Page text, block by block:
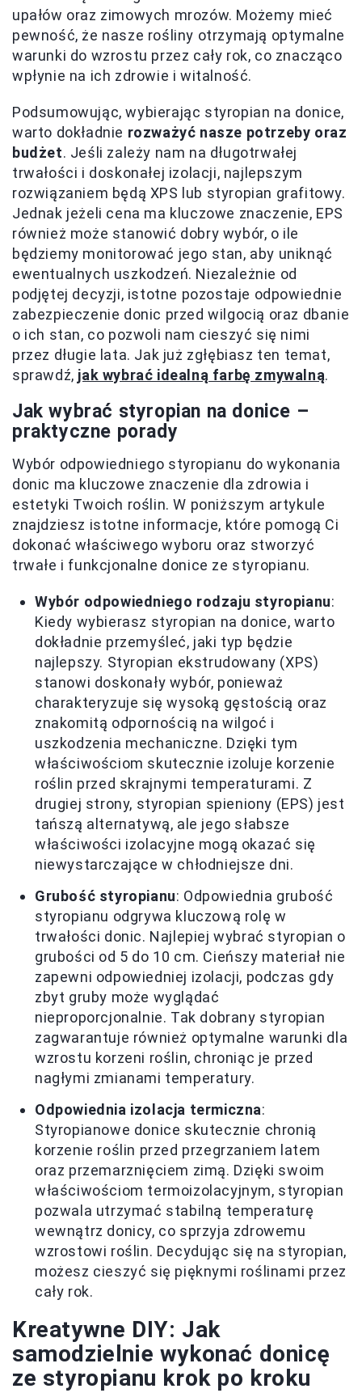
upałów oraz zimowych mrozów. Możemy mieć
pewność, że nasze rośliny otrzymają optymalne
warunki do wzrostu przez cały rok, co znacząco
wpłynie na ich zdrowie i witalność.
Podsumowując, wybierając styropian na donice,
warto dokładnie rozważyć nasze potrzeby oraz
budżet. Jeśli zależy nam na długotrwałej
trwałości i doskonałej izolacji, najlepszym
rozwiązaniem będą XPS lub styropian grafitowy.
Jednak jeżeli cena ma kluczowe znaczenie, EPS
również może stanowić dobry wybór, o ile
będziemy monitorować jego stan, aby uniknąć
ewentualnych uszkodzeń. Niezależnie od
podjętej decyzji, istotne pozostaje odpowiednie
zabezpieczenie donic przed wilgocią oraz dbanie
o ich stan, co pozwoli nam cieszyć się nimi
przez długie lata. Jak już zgłębiasz ten temat,
sprawdź, jak wybrać idealną farbę zmywalną.
Jak wybrać styropian na donice –
praktyczne porady
Wybór odpowiedniego styropianu do wykonania
donic ma kluczowe znaczenie dla zdrowia i
estetyki Twoich roślin. W poniższym artykule
znajdziesz istotne informacje, które pomogą Ci
dokonać właściwego wyboru oraz stworzyć
trwałe i funkcjonalne donice ze styropianu.
Wybór odpowiedniego rodzaju styropianu:
Kiedy wybierasz styropian na donice, warto
dokładnie przemyśleć, jaki typ będzie
najlepszy. Styropian ekstrudowany (XPS)
stanowi doskonały wybór, ponieważ
charakteryzuje się wysoką gęstością oraz
znakomitą odpornością na wilgoć i
uszkodzenia mechaniczne. Dzięki tym
właściwościom skutecznie izoluje korzenie
roślin przed skrajnymi temperaturami. Z
drugiej strony, styropian spieniony (EPS) jest
tańszą alternatywą, ale jego słabsze
właściwości izolacyjne mogą okazać się
niewystarczające w chłodniejsze dni.
Grubość styropianu: Odpowiednia grubość
styropianu odgrywa kluczową rolę w
trwałości donic. Najlepiej wybrać styropian o
grubości od 5 do 10 cm. Cieńszy materiał nie
zapewni odpowiedniej izolacji, podczas gdy
zbyt gruby może wyglądać
nieproporcjonalnie. Tak dobrany styropian
zagwarantuje również optymalne warunki dla
wzrostu korzeni roślin, chroniąc je przed
nagłymi zmianami temperatury.
Odpowiednia izolacja termiczna:
Styropianowe donice skutecznie chronią
korzenie roślin przed przegrzaniem latem
oraz przemarznięciem zimą. Dzięki swoim
właściwościom termoizolacyjnym, styropian
pozwala utrzymać stabilną temperaturę
wewnątrz donicy, co sprzyja zdrowemu
wzrostowi roślin. Decydując się na styropian,
możesz cieszyć się pięknymi roślinami przez
cały rok.
Kreatywne DIY: Jak
samodzielnie wykonać donicę
ze styropianu krok po kroku